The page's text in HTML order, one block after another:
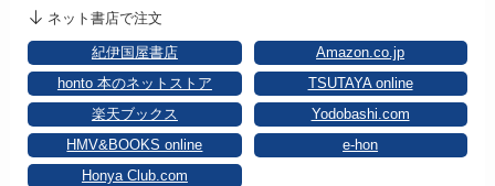
ネット書店で注文
紀伊国屋書店
Amazon.co.jp
honto 本のネットストア
TSUTAYA online
楽天ブックス
Yodobashi.com
HMV&BOOKS online
e-hon
Honya Club.com